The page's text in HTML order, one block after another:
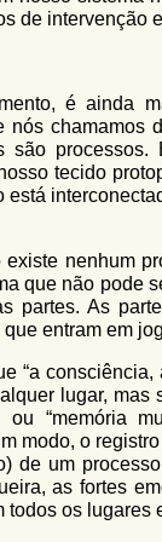
de intervenção
é ainda
chamamos
são
tecido
nenhum
que não pode
partes. As
entram em
“a
lugar, mas
“memória
modo, o
de um
as fortes
os lugares